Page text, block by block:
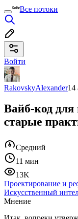
Все потоки
Войти
RakovskyAlexander14
Вайб-код
старые
Средний
11 мин
13K
Проектирование и
Искусственный
Мнение